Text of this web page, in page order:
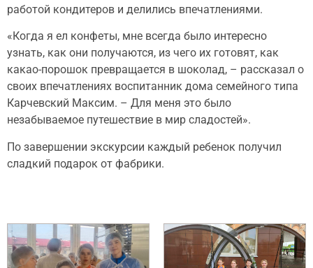
работой кондитеров и делились впечатлениями.
«Когда я ел конфеты, мне всегда было интересно
узнать, как они получаются, из чего их готовят, как
какао-порошок превращается в шоколад, – рассказал о
своих впечатлениях воспитанник дома семейного типа
Карчевский Максим. – Для меня это было
незабываемое путешествие в мир сладостей».
По завершении экскурсии каждый ребенок получил
сладкий подарок от фабрики.